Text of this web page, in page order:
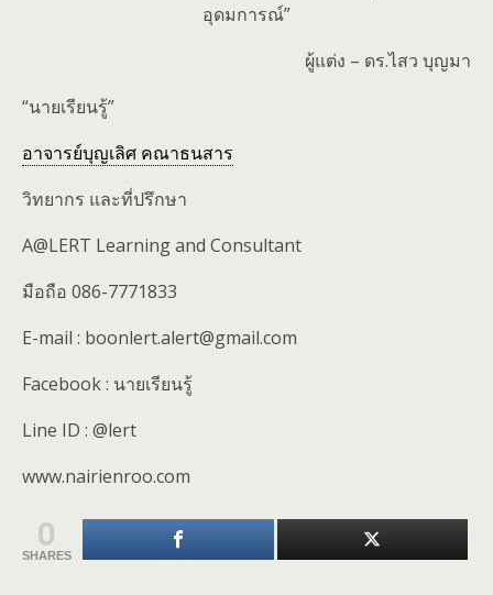
อุดมการณ์”
ผู้แต่ง – ดร.ไสว บุญมา
“นายเรียนรู้”
อาจารย์บุญเลิศ คณาธนสาร
วิทยากร และที่ปรึกษา
A@LERT Learning and Consultant
มือถือ 086-7771833
E-mail : boonlert.alert@gmail.com
Facebook : นายเรียนรู้
Line ID : @lert
www.nairienroo.com
0
SHARES